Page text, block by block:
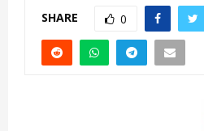
SHARE 0